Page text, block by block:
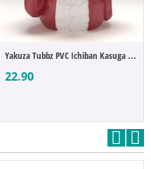
Yakuza Tubbz PVC Ichiban Kasuga Boxed Edi...
22.90